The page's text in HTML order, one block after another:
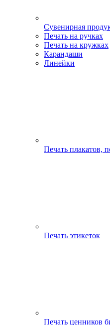
Сувенирная
Печать на ручках
Печать на кружках
Карандаши
Линейки
Печать плакатов,
Печать этикеток
Печать ценников